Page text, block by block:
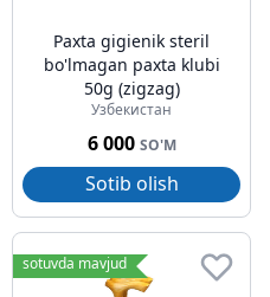
Paxta gigienik steril
bo'lmagan paxta klubi
50g (zigzag)
Узбекистан
6 000 SO'M
Sotib olish
sotuvda mavjud